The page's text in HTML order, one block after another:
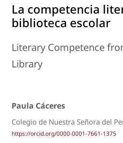
La competencia
biblioteca escolar
Literary Competence
Library
Paula Cáceres
Colegio de Nuestra Señora del
https://orcid.org/0000-0001-7661-1375